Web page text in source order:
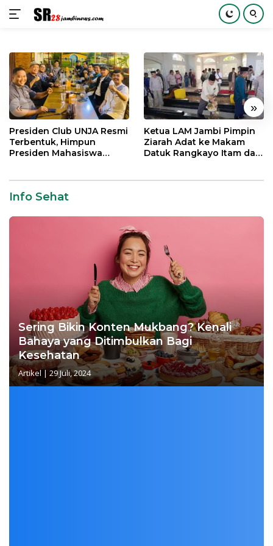
konten
« »
Presiden Club UNJA Resmi
Terbentuk, Himpun
Presiden Mahasiswa
Ketua LAM Jambi Pimpin
Ziarah Adat ke Makam
Datuk Rangkayo Itam dan
Info Sehat
Sering Bikin Konten Mukbang? Kenali
Bahaya yang Ditimbulkan Bagi
Kesehatan
Artikel| 29 Juli, 2024